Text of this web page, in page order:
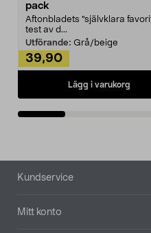
pack
Aftonbladets "självklara
test av d...
Utförande: Grå/beige
39,90
Lägg i varukorg
Sidfot
Kundservice
Mitt konto